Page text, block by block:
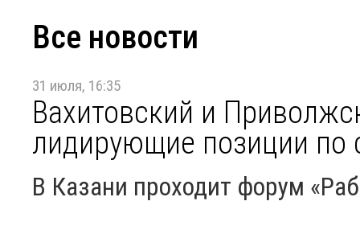
Все новости
31 июля, 16:35
Вахитовский и
лидирующие позиции по
В Казани проходит форум